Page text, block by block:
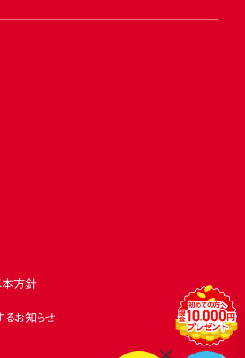
本方針
お知らせ